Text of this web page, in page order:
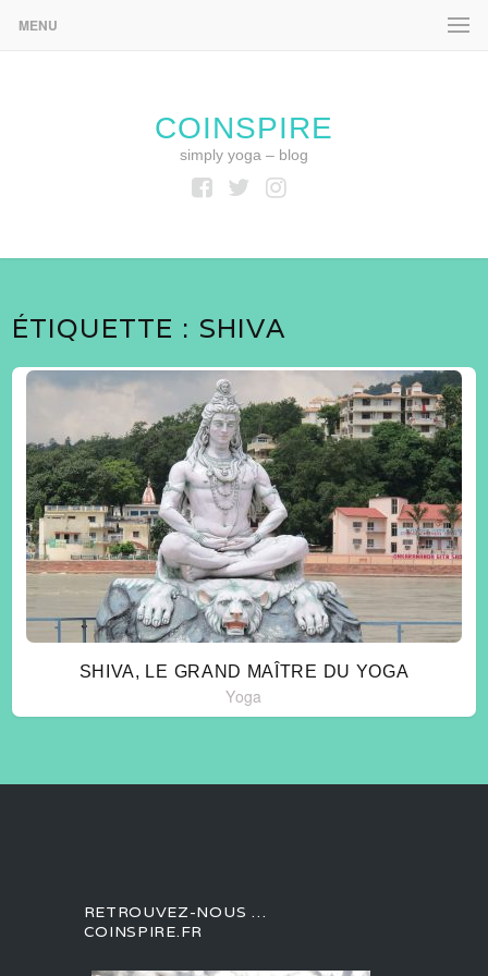
MENU
COINSPIRE
simply yoga – blog
ÉTIQUETTE : SHIVA
SHIVA, LE GRAND MAÎTRE DU YOGA
Yoga
RETROUVEZ-NOUS …
COINSPIRE.FR